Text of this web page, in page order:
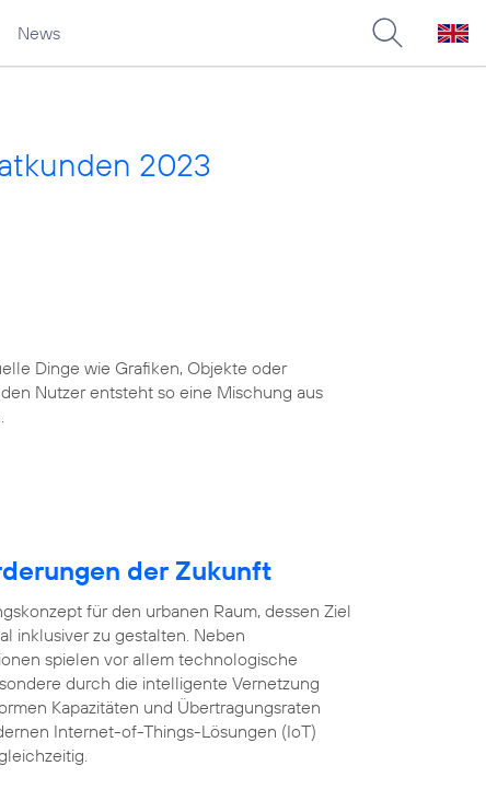
News
2023
Dinge wie Grafiken, Objekte oder
Nutzer entsteht so eine Mischung aus
der Zukunft
für den urbanen Raum, dessen Ziel
inklusiver zu gestalten. Neben
spielen vor allem technologische
durch die intelligente Vernetzung
Kapazitäten und Übertragungsraten
Internet-of-Things-Lösungen (IoT)